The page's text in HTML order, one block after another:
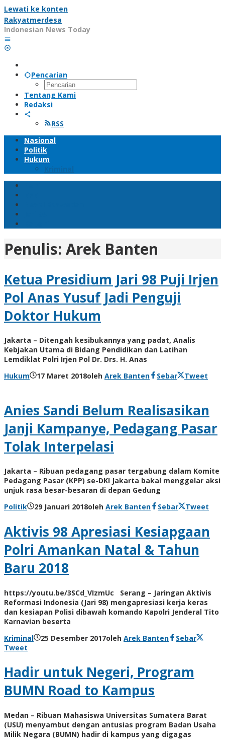
Lewati ke konten
Rakyatmerdesa
Indonesian News Today
Pencarian
Tentang Kami
Redaksi
RSS
Nasional
Politik
Hukum
Kriminal
Penulis: Arek Banten
Ketua Presidium Jari 98 Puji Irjen
Pol Anas Yusuf Jadi Penguji
Doktor Hukum
Jakarta – Ditengah kesibukannya yang padat, Analis
Kebjakan Utama di Bidang Pendidikan dan Latihan
Lemdiklat Polri Irjen Pol Dr. Drs. H. Anas
Hukum
17 Maret 2018oleh Arek Banten Sebar Tweet
Anies Sandi Belum Realisasikan
Janji Kampanye, Pedagang Pasar
Tolak Interpelasi
Jakarta – Ribuan pedagang pasar tergabung dalam Komite
Pedagang Pasar (KPP) se-DKI Jakarta bakal menggelar aksi
unjuk rasa besar-besaran di depan Gedung
Politik
29 Januari 2018oleh Arek Banten Sebar Tweet
Aktivis 98 Apresiasi Kesiapgaan
Polri Amankan Natal & Tahun
Baru 2018
https://youtu.be/3SCd_VIzmUc Serang – Jaringan Aktivis
Reformasi Indonesia (Jari 98) mengapresiasi kerja keras
dan kesiapan Polisi dibawah komando Kapolri Jenderal Tito
Karnavian beserta
Kriminal
25 Desember 2017oleh Arek Banten
Sebar
Tweet
Hadir untuk Negeri, Program
BUMN Road to Kampus
Medan – Ribuan Mahasiswa Universitas Sumatera Barat
(USU) menyambut dengan antusias program Badan Usaha
Milik Negara (BUMN) hadir di kampus yang digagas